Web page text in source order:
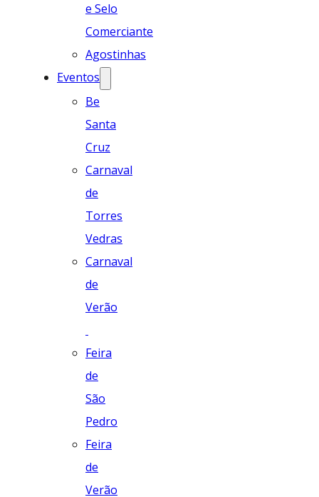
e Selo
Comerciante
Agostinhas
Eventos
Be
Santa
Cruz
Carnaval
de
Torres
Vedras
Carnaval
de
Verão
Feira
de
São
Pedro
Feira
de
Verão